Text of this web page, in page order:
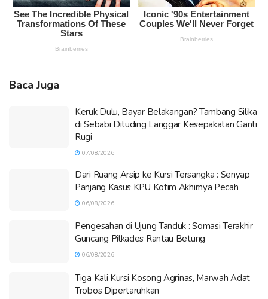
Baca Juga
Keruk Dulu, Bayar Belakangan? Tambang Silika
di Sebabi Dituding Langgar Kesepakatan Ganti
Rugi
07/08/2026
Dari Ruang Arsip ke Kursi Tersangka : Senyap
Panjang Kasus KPU Kotim Akhirnya Pecah
06/08/2026
Pengesahan di Ujung Tanduk : Somasi Terakhir
Guncang Pilkades Rantau Betung
06/08/2026
Tiga Kali Kursi Kosong Agrinas, Marwah Adat
Trobos Dipertaruhkan